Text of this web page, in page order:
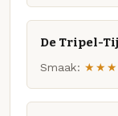
De Tripel-
Smaak: